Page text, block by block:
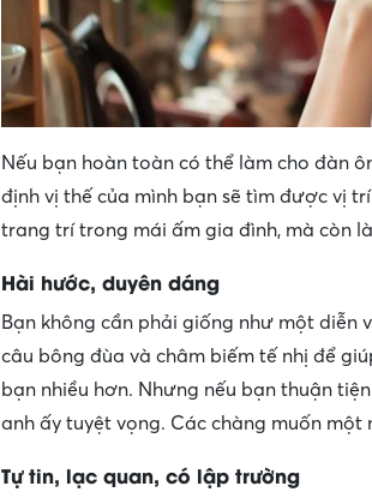
Nếu bạn hoàn toàn có thể làm cho đàn
định vị thế của mình bạn sẽ tìm được vị
trang trí trong mái ấm gia đình, mà còn
Hài hước, duyên dáng
Bạn không cần phải giống như một diễn
câu bông đùa và châm biếm tế nhị để
bạn nhiều hơn. Nhưng nếu bạn thuận
anh ấy tuyệt vọng. Các chàng muốn
Tự tin, lạc quan, có lập trường